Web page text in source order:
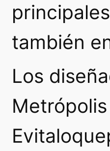
también
Los